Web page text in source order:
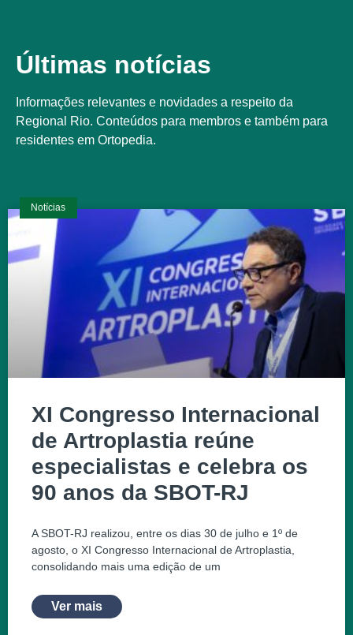
Últimas notícias
Informações relevantes e novidades a respeito da
Regional Rio. Conteúdos para membros e também para
residentes em Ortopedia.
Notícias
XI Congresso Internacional
de Artroplastia reúne
especialistas e celebra os
90 anos da SBOT-RJ
A SBOT-RJ realizou, entre os dias 30 de julho e 1º de
agosto, o XI Congresso Internacional de Artroplastia,
consolidando mais uma edição de um
Ver mais